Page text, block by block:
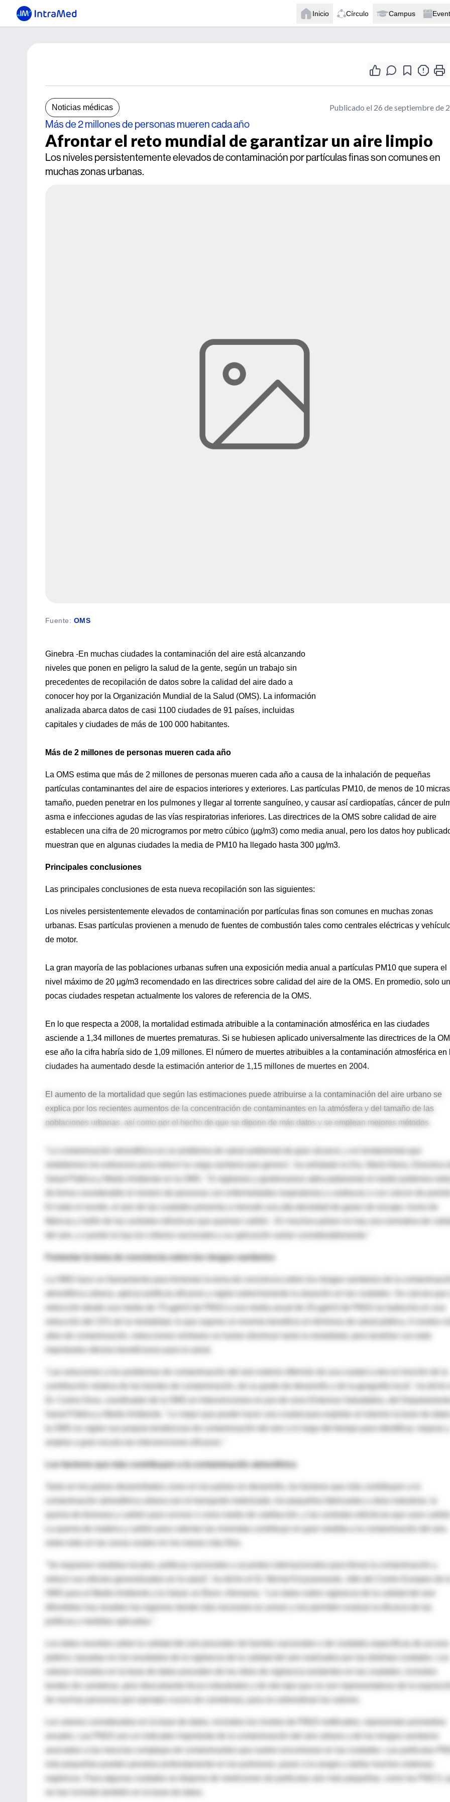
Inicio Círculo Campus
Noticias médicas Publicado el 26 de septiembre de
Más de 2 millones de personas mueren cada año
Afrontar el reto mundial de garantizar un aire limpio
Los niveles persistentemente elevados de contaminación por partículas finas son comunes en
muchas zonas urbanas.
Fuente: OMS
Ginebra -En muchas ciudades la contaminación del aire está alcanzando
niveles que ponen en peligro la salud de la gente, según un trabajo sin
precedentes de recopilación de datos sobre la calidad del aire dado a
conocer hoy por la Organización Mundial de la Salud (OMS). La información
analizada abarca datos de casi 1100 ciudades de 91 países, incluidas
capitales y ciudades de más de 100 000 habitantes.
Más de 2 millones de personas mueren cada año
La OMS estima que más de 2 millones de personas mueren cada año a causa de la inhalación de pequeñas
partículas contaminantes del aire de espacios interiores y exteriores. Las partículas PM10, de menos de 10
tamaño, pueden penetrar en los pulmones y llegar al torrente sanguíneo, y causar así cardiopatías, cáncer de
asma e infecciones agudas de las vías respiratorias inferiores. Las directrices de la OMS sobre calidad de aire
establecen una cifra de 20 microgramos por metro cúbico (µg/m3) como media anual, pero los datos hoy
muestran que en algunas ciudades la media de PM10 ha llegado hasta 300 µg/m3.
Principales conclusiones
Las principales conclusiones de esta nueva recopilación son las siguientes:
Los niveles persistentemente elevados de contaminación por partículas finas son comunes en muchas zonas
urbanas. Esas partículas provienen a menudo de fuentes de combustión tales como centrales eléctricas y
de motor.
La gran mayoría de las poblaciones urbanas sufren una exposición media anual a partículas PM10 que supera el
nivel máximo de 20 µg/m3 recomendado en las directrices sobre calidad del aire de la OMS. En promedio, solo
pocas ciudades respetan actualmente los valores de referencia de la OMS.
En lo que respecta a 2008, la mortalidad estimada atribuible a la contaminación atmosférica en las ciudades
asciende a 1,34 millones de muertes prematuras. Si se hubiesen aplicado universalmente las directrices de la
ese año la cifra habría sido de 1,09 millones. El número de muertes atribuibles a la contaminación atmosférica en
ciudades ha aumentado desde la estimación anterior de 1,15 millones de muertes en 2004.
El aumento de la mortalidad que según las estimaciones puede atribuirse a la contaminación del aire urbano se
explica por los recientes aumentos de la concentración de contaminantes en la atmósfera y del tamaño de las
poblaciones urbanas, así como por el hecho de que se dipone de más datos y se emplean mejores métodos.
redoblemos los esfuerzos para reducir la carga sanitaria que genera", ha señalado la Dra. María Neira, Directora
Salud Pública y Medio Ambiente en la OMS. "Si vigilamos y gestionamos adecuadamente el medio podemos
En todo el mundo, el aire de las ciudades presenta a menudo una alta densidad de gases de escape, humo de
del aire, y cuando la hay los criterios nacionales y su aplicación varían considerablemente."
Fomentar la toma de conciencia sobre los riesgos sanitarios
La OMS hace un llamamiento para fomentar la toma de conciencia sobre los riesgos sanitarios de la
atmosférica urbana, aplicar políticas eficaces y vigilar estrechamente la situación en las ciudades. Se calcula que
reducción desde una media de 70 µg/m3 de PM10 a una media anual de 20 µg/m3 de PM10 se traduciría en una
reducción del 15% de la mortalidad, lo que supone un enorme beneficio en términos de salud pública. A niveles
importantes efectos beneficiosos para la salud.
contribución relativa de las fuentes de contaminación, de su grado de desarrollo y de la geografía local", ha dicho
la OMS es vigilar sus propias tendencias de contaminación del aire a lo largo del tiempo para identificar, mejorar y
Los factores que más contribuyen a la contaminación atmosférica
contaminación atmosférica urbana son el transporte motorizado, los pequeños fabricantes y otras industrias, la
"Se requieren medidas locales, políticas nacionales y acuerdos internacionales para frenar la contaminación y
reducir sus efectos generalizados en la salud", ha dicho el Dr. Michal Krzyzanowski, Jefe del Centro Europeo de la
OMS para el Medio Ambiente y la Salud, en Bonn, Alemania. "Los datos sobre vigilancia de la calidad del aire
difundidos hoy resaltan las regiones donde más necesario es actuar y nos permiten evaluar la eficacia de las
políticas y medidas aplicadas."
público, basadas en los resultados de la vigilancia de la calidad del aire realizados por las distintas ciudades. Los
valores incluidos en la base de datos proceden de los sitios de vigilancia existentes en las ciudades, incluidos
anuales. Las PM10 son un indicador importante de la contaminación del aire urbano y de los riesgos sanitarios
más pequeñas pueden penetrar profundamente en los pulmones, pasar a la sangre y dañar muchos sistemas
orgánicos. Para algunas ciudades se dispone de mediciones de partículas aún más pequeñas, como las PM2,5,